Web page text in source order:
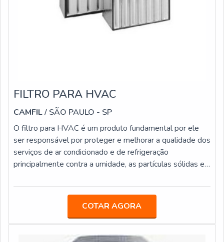
FILTRO PARA HVAC
CAMFIL/ SÃO PAULO - SP
O filtro para HVAC é um produto fundamental por ele
ser responsável por proteger e melhorar a qualidade dos
serviços de ar condicionado e de refrigeração
principalmente contra a umidade, as partículas sólidas e
as instalações ficam melhores protegidas contra
FUNDAMENTAIS SOBRE O PRODUTOCom a
eliminação destes tipos de problemas, as instalações
ficam melhores protegidas contra qualquer tipo de
COTAR AGORA